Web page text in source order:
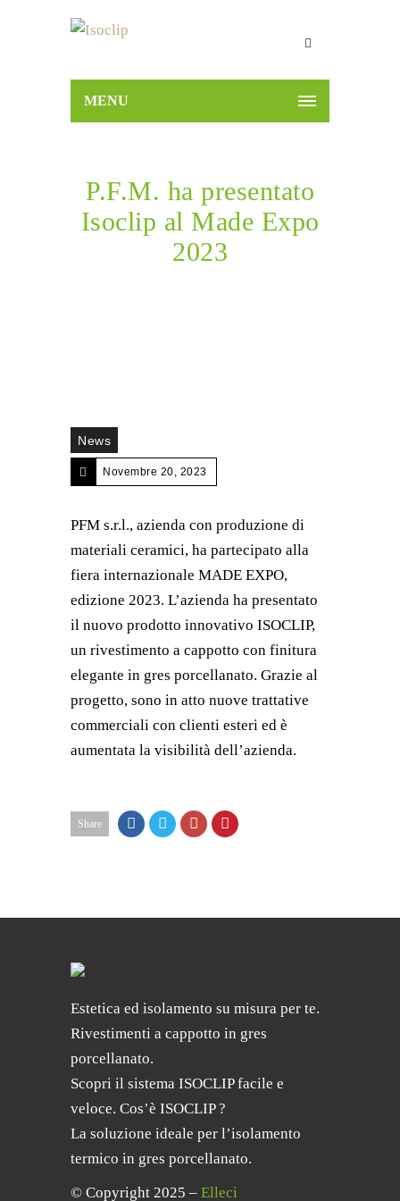
MENU
P.F.M. ha presentato
Isoclip al Made Expo
2023
News
Novembre 20, 2023
PFM s.r.l., azienda con produzione di
materiali ceramici, ha partecipato alla
fiera internazionale MADE EXPO,
edizione 2023. L’azienda ha presentato
il nuovo prodotto innovativo ISOCLIP,
un rivestimento a cappotto con finitura
elegante in gres porcellanato. Grazie al
progetto, sono in atto nuove trattative
commerciali con clienti esteri ed è
aumentata la visibilità dell’azienda.
Share
Estetica ed isolamento su misura per te.
Rivestimenti a cappotto in gres
porcellanato.
Scopri il sistema ISOCLIP facile e
veloce. Cos’è ISOCLIP ?
La soluzione ideale per l’isolamento
termico in gres porcellanato.
© Copyright 2025 – Elleci